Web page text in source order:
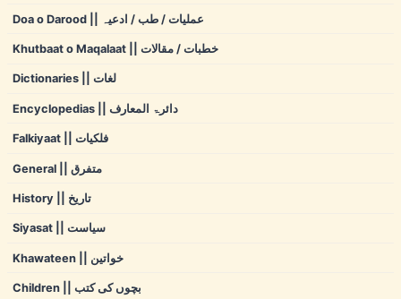
Doa o Darood || عملیات / طب / ادعیہ
Khutbaat o Maqalaat || خطبات / مقالات
Dictionaries || لغات
Encyclopedias || دائرۃ المعارف
Falkiyaat || فلکیات
General || متفرق
History || تاریخ
Siyasat || سیاست
Khawateen || خواتین
Children || بچوں کی کتب